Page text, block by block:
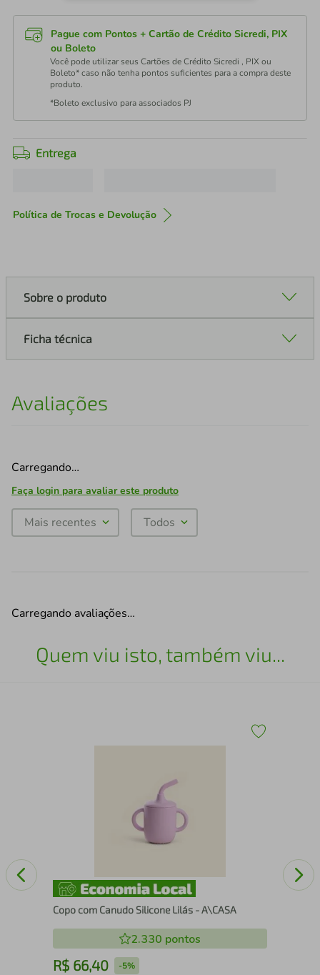
Pague com Pontos + Cartão de Crédito Sicredi, PIX
ou Boleto
Você pode utilizar seus Cartões de Crédito Sicredi , PIX ou
Boleto* caso não tenha pontos suficientes para a compra deste
produto.
*Boleto exclusivo para associados PJ
Entrega
Política de Trocas e Devolução
Sobre o produto
Ficha técnica
Avaliações
Carregando…
Faça login para avaliar este produto
Mais recentes Todos
Carregando avaliações…
Quem viu isto, também viu...
Copo com Canudo Silicone Lilás - A\CASA
2.330 pontos
R$ 66,40 -5%